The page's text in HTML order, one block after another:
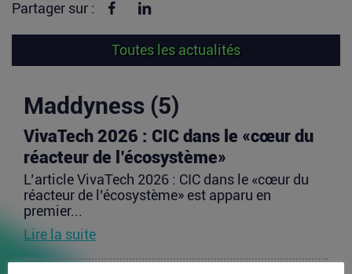
Partager sur : Partager sur Facebook
Toutes les actualités
Maddyness (5)
VivaTech 2026 : CIC dans le «cœur du
réacteur de l’écosystème»
L’article VivaTech 2026 : CIC dans le «cœur du
réacteur de l’écosystème» est apparu en
premier...
Lire la suite